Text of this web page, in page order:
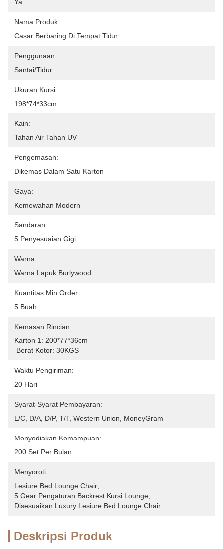
Ya.
Nama Produk:
Casar Berbaring Di Tempat Tidur
Penggunaan:
Santai/Tidur
Ukuran Kursi:
198*74*33cm
Kain:
Tahan Air Tahan UV
Pengemasan:
Dikemas Dalam Satu Karton
Gaya:
Kemewahan Modern
Sandaran:
5 Penyesuaian Gigi
Warna:
Warna Lapuk Burlywood
Kuantitas Min Order:
5 Buah
Kemasan Rincian:
Karton 1: 200*77*36cm
Berat Kotor: 30KGS
Waktu Pengiriman:
20 Hari
Syarat-Syarat Pembayaran:
L/C, D/A, D/P, T/T, Western Union, MoneyGram
Menyediakan Kemampuan:
200 Set Per Bulan
Menyoroti:
Lesiure Bed Lounge Chair
5 Gear Pengaturan Backrest Kursi Lounge
Disesuaikan Luxury Lesiure Bed Lounge Chair
Deskripsi Produk